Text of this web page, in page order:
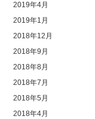
2019年4月
2019年1月
2018年12月
2018年9月
2018年8月
2018年7月
2018年5月
2018年4月